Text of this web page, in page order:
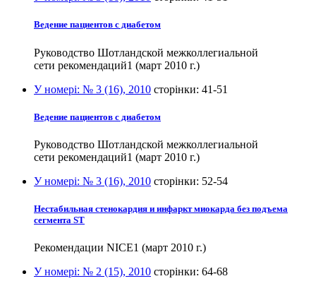
Ведение пациентов с диабетом
Руководство Шотландской межколлегиальной
сети рекомендаций1 (март 2010 г.)
У номері: № 3 (16), 2010 сторінки: 41-51
Ведение пациентов с диабетом
Руководство Шотландской межколлегиальной
сети рекомендаций1 (март 2010 г.)
У номері: № 3 (16), 2010 сторінки: 52-54
Нестабильная стенокардия и инфаркт миокарда без подъема
сегмента ST
Рекомендации NICE1 (март 2010 г.)
У номері: № 2 (15), 2010 сторінки: 64-68